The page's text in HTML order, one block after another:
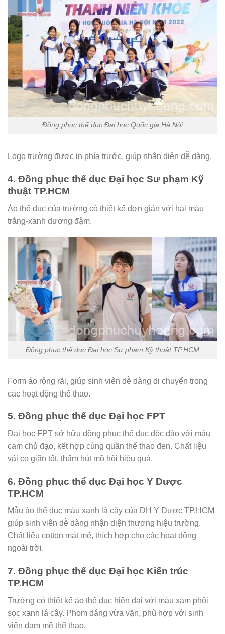
Đồng phục thể dục Đại học Quốc gia Hà Nội
Logo trường được in phía trước, giúp nhận diện dễ dàng.
4. Đồng phục thể dục Đại học Sư phạm Kỹ
thuật TP.HCM
Áo thể dục của trường có thiết kế đơn giản với hai màu
trắng-xanh dương đậm.
Đồng phục thể dục Đại học Sư phạm Kỹ thuật TP.HCM
Form áo rộng rãi, giúp sinh viên dễ dàng di chuyển trong
các hoạt động thể thao.
5. Đồng phục thể dục Đại học FPT
Đại học FPT sở hữu đồng phục thể dục độc đáo với màu
cam chủ đạo, kết hợp cùng quần thể thao đen. Chất liệu
vải co giãn tốt, thấm hút mồ hôi hiệu quả.
6. Đồng phục thể dục Đại học Y Dược
TP.HCM
Mẫu áo thể dục màu xanh lá cây của ĐH Y Dược TP.HCM
giúp sinh viên dễ dàng nhận diện thương hiệu trường.
Chất liệu cotton mát mẻ, thích hợp cho các hoạt động
ngoài trời.
7. Đồng phục thể dục Đại học Kiến trúc
TP.HCM
Trường có thiết kế áo thể dục hiện đại với màu xám phối
sọc xanh lá cây. Phom dáng vừa vặn, phù hợp với sinh
viên đam mê thể thao.